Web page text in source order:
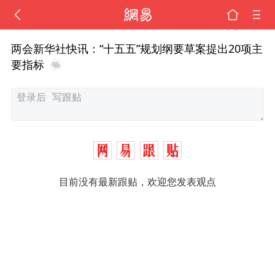
两会新华社快讯：“十五五”规划纲要草案提出20项主
要指标
目前没有最新跟贴，欢迎您发表观点